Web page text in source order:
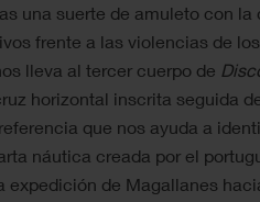
una suerte de amuleto con la
frente a las violencias de
lleva al tercer cuerpo de
horizontal inscrita seguida
que nos ayuda a
náutica creada por el
expedición de Magallanes